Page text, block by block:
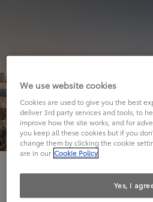
Hier geht's leider
We use website cookies
Cookies are used to give you the best
deliver 3rd party services and tools, to
improve how the site works, and for
you keep all these cookies but if you
change them by clicking the cookie
are in our Cookie Policy
Yes, I